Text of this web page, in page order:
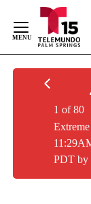
Content
PDT by
1 of 80